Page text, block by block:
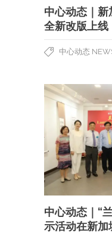
中心动态｜
全新改版上线
中心动态
中心动态｜“
示活动在新加